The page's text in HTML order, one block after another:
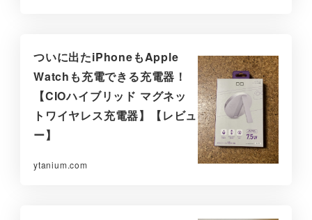
ついに出たiPhoneもApple
Watchも充電できる充電器！
【CIOハイブリッド マグネッ
トワイヤレス充電器】【レビュ
ー】
ytanium.com